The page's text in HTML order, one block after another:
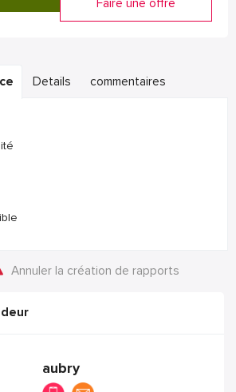
Faire une offre
Details commentaires
Annuler la création de rapports
aubry